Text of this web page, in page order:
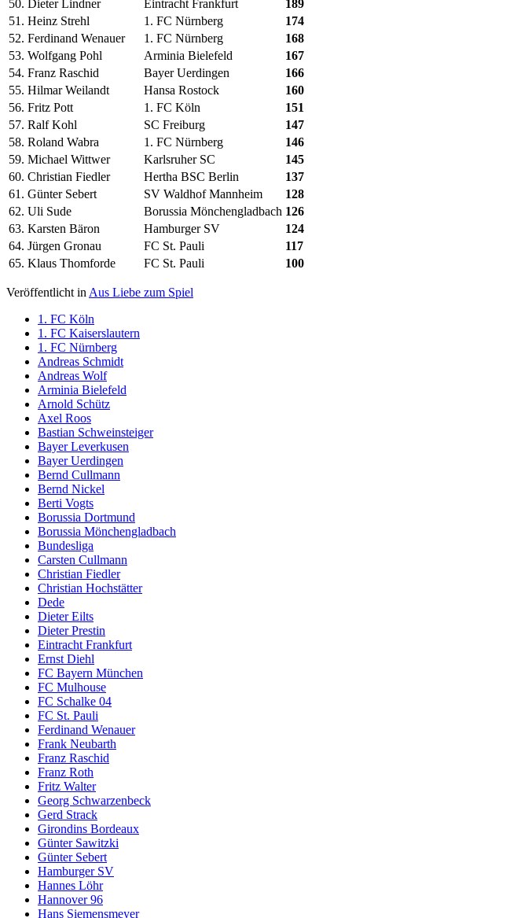
50. Dieter Lindner Eintracht Frankfurt
189
51. Heinz Strehl 1. FC Nürnberg
174
52. Ferdinand Wenauer 1. FC Nürnberg
168
53. Wolfgang Pohl Arminia Bielefeld
167
54. Franz Raschid Bayer Uerdingen
166
55. Hilmar Weilandt Hansa Rostock
160
56. Fritz Pott 1. FC Köln
151
57. Ralf Kohl SC Freiburg
147
58. Roland Wabra 1. FC Nürnberg
146
59. Michael Wittwer Karlsruher SC
145
60. Christian Fiedler Hertha BSC Berlin
137
61. Günter Sebert SV Waldhof Mannheim
128
62. Uli Sude Borussia Mönchengladbach 126
63. Karsten Bäron Hamburger SV
124
64. Jürgen Gronau FC St. Pauli
117
65. Klaus Thomforde FC St. Pauli 100
Veröffentlicht inAus Liebe zum Spiel
1. FC Köln
1. FC Kaiserslautern
1. FC Nürnberg
Andreas Schmidt
Andreas Wolf
Arminia Bielefeld
Arnold Schütz
Axel Roos
Bastian Schweinsteiger
Bayer Leverkusen
Bayer Uerdingen
Bernd Cullmann
Bernd Nickel
Berti Vogts
Borussia Dortmund
Borussia Mönchengladbach
Bundesliga
Carsten Cullmann
Christian Fiedler
Christian Hochstätter
Dede
Dieter Eilts
Dieter Prestin
Eintracht Frankfurt
Ernst Diehl
FC Bayern München
FC Mulhouse
FC Schalke 04
FC St. Pauli
Ferdinand Wenauer
Frank Neubarth
Franz Raschid
Franz Roth
Fritz Walter
Georg Schwarzenbeck
Gerd Strack
Girondins Bordeaux
Günter Sawitzki
Günter Sebert
Hamburger SV
Hannes Löhr
Hannover 96
Hans Siemensmeyer